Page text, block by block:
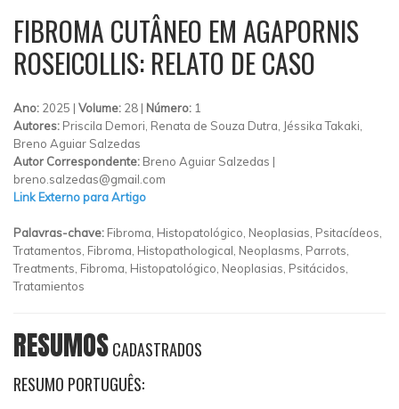
FIBROMA CUTÂNEO EM AGAPORNIS
ROSEICOLLIS: RELATO DE CASO
Ano: 2025 | Volume: 28 | Número: 1
Autores: Priscila Demori, Renata de Souza Dutra, Jéssika Takaki,
Breno Aguiar Salzedas
Autor Correspondente: Breno Aguiar Salzedas |
breno.salzedas@gmail.com
Link Externo para Artigo
Palavras-chave: Fibroma, Histopatológico, Neoplasias, Psitacídeos,
Tratamentos, Fibroma, Histopathological, Neoplasms, Parrots,
Treatments, Fibroma, Histopatológico, Neoplasias, Psitácidos,
Tratamientos
RESUMOSCADASTRADOS
RESUMO PORTUGUÊS: